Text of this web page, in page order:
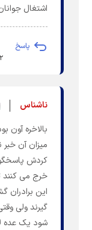
اشتغال
پاسخ
۲
ناشناس
بالاخره آون
میزان آن
کردش
خرج می کنند
این
گیرند ولی
شود یک عده